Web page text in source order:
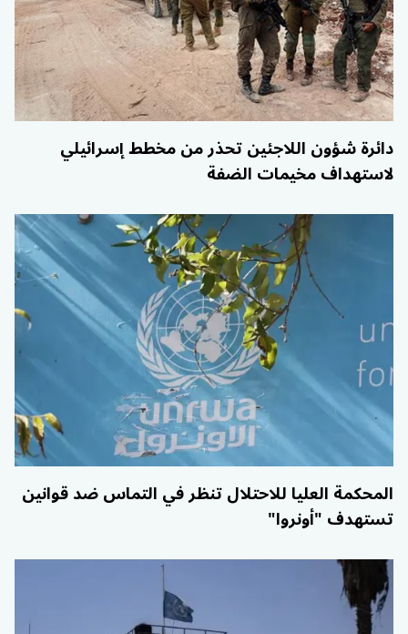
دائرة شؤون اللاجئين تحذر من مخطط إسرائيلي
لاستهداف مخيمات الضفة
المحكمة العليا للاحتلال تنظر في التماس ضد قوانين
تستهدف "أونروا"